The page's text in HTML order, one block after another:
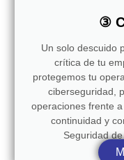
③
Un solo descuido
crítica de tu
protegemos tu
ciberseguridad,
operaciones frente
continuidad y
Seguridad de